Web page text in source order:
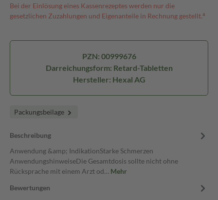
Bei der Einlösung eines Kassenrezeptes werden nur die
gesetzlichen Zuzahlungen und Eigenanteile in Rechnung gestellt.⁴
PZN: 00999676
Darreichungsform: Retard-Tabletten
Hersteller: Hexal AG
Packungsbeilage
Beschreibung
Anwendung &amp; IndikationStarke Schmerzen
AnwendungshinweiseDie Gesamtdosis sollte nicht ohne
Rücksprache mit einem Arzt od… Mehr
Bewertungen